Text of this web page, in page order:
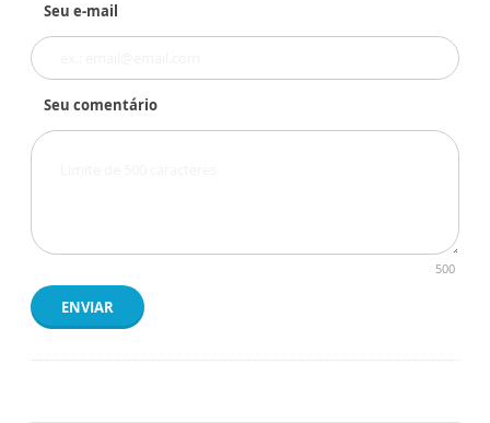
Seu e-mail
Seu comentário
500
ENVIAR